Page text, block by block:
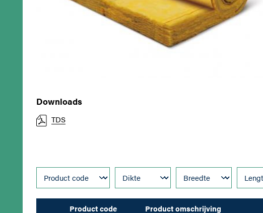
Downloads
TDS
Product code Product omschrijving